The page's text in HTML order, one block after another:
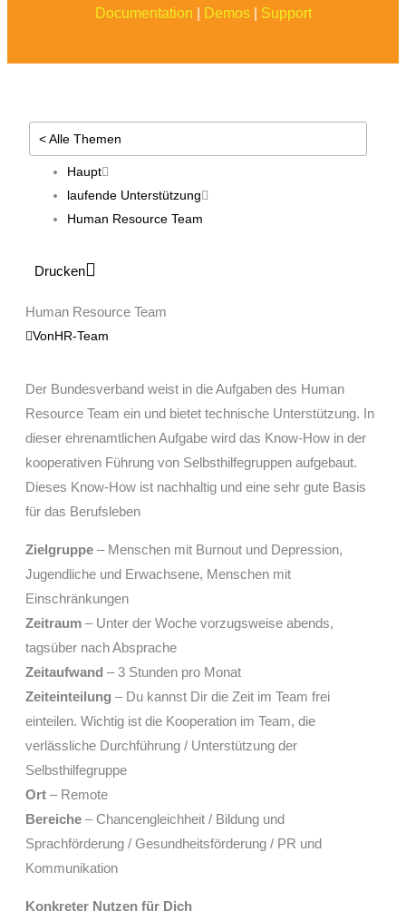
Documentation Demos| Support
< Alle Themen
Haupt
laufende Unterstützung
Human Resource Team
Drucken
Human Resource Team
VonHR-Team
Der Bundesverband weist in die Aufgaben des Human
Resource Team ein und bietet technische Unterstützung. In
dieser ehrenamtlichen Aufgabe wird das Know-How in der
kooperativen Führung von Selbsthilfegruppen aufgebaut.
Dieses Know-How ist nachhaltig und eine sehr gute Basis
für das Berufsleben
Zielgruppe – Menschen mit Burnout und Depression,
Jugendliche und Erwachsene, Menschen mit
Einschränkungen
Zeitraum – Unter der Woche vorzugsweise abends,
tagsüber nach Absprache
Zeitaufwand – 3 Stunden pro Monat
Zeiteinteilung – Du kannst Dir die Zeit im Team frei
einteilen. Wichtig ist die Kooperation im Team, die
verlässliche Durchführung / Unterstützung der
Selbsthilfegruppe
Ort – Remote
Bereiche – Chancengleichheit / Bildung und
Sprachförderung / Gesundheitsförderung / PR und
Kommunikation
Konkreter Nutzen für Dich